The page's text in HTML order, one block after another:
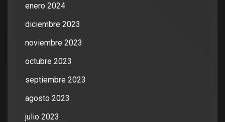
enero 2024
diciembre 2023
noviembre 2023
octubre 2023
septiembre 2023
agosto 2023
julio 2023